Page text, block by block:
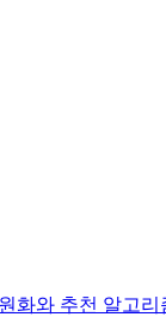
화와 추천 알고